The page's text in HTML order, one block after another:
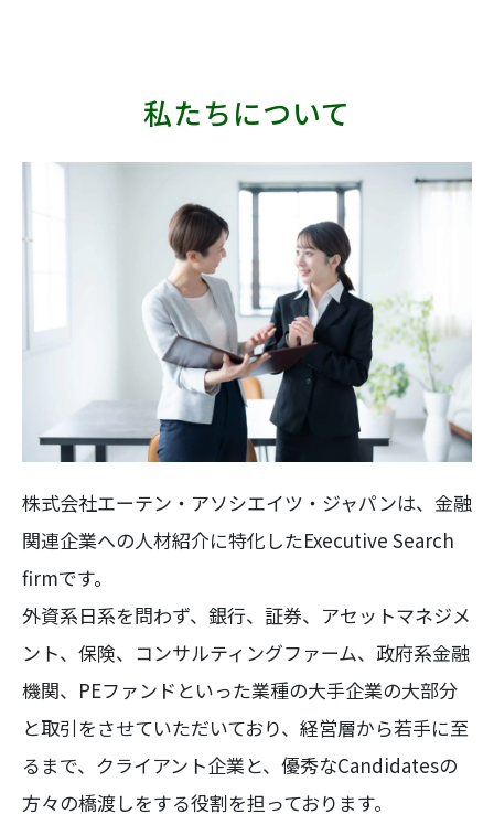
私たちについて
株式会社エーテン・アソシエイツ・ジャパンは、金融
関連企業への人材紹介に特化したExecutive Search
firmです。
外資系日系を問わず、銀行、証券、アセットマネジメ
ント、保険、コンサルティングファーム、政府系金融
機関、PEファンドといった業種の大手企業の大部分
と取引をさせていただいており、経営層から若手に至
るまで、クライアント企業と、優秀なCandidatesの
方々の橋渡しをする役割を担っております。